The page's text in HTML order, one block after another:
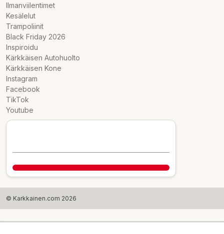
Ilmanviilentimet
Kesälelut
Trampoliinit
Black Friday 2026
Inspiroidu
Kärkkäisen Autohuolto
Kärkkäisen Kone
Instagram
Facebook
TikTok
Youtube
© Karkkainen.com 2026